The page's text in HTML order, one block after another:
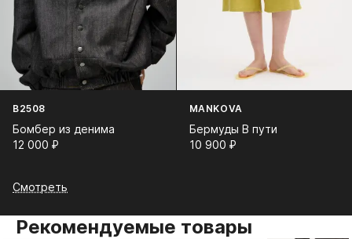
B2508
Бомбер из денима
12 000⁠ ⁠₽
MANKOVA
Бермуды В пути
10 900⁠ ⁠₽
Смотреть
Рекомендуемые товары